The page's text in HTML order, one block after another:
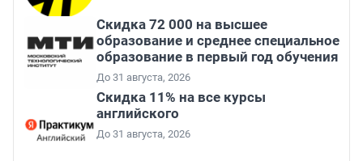
Скидка 72 000 на высшее
образование и среднее специальное
образование в первый год обучения
До 31 августа, 2026
Скидка 11% на все курсы
английского
До 31 августа, 2026